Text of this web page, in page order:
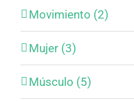
Movimiento (2)
Mujer (3)
Músculo (5)